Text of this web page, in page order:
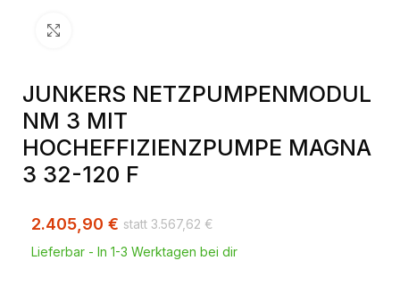
JUNKERS NETZPUMPENMODUL
NM 3 MIT
HOCHEFFIZIENZPUMPE MAGNA
3 32-120 F
3.567,62 €
2.405,90 €
Lieferbar - In 1-3 Werktagen bei dir